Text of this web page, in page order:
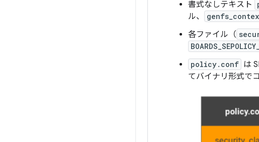
書式なしテキスト
ル、
各ファイル（
policy.conf は
てバイナリ形式で